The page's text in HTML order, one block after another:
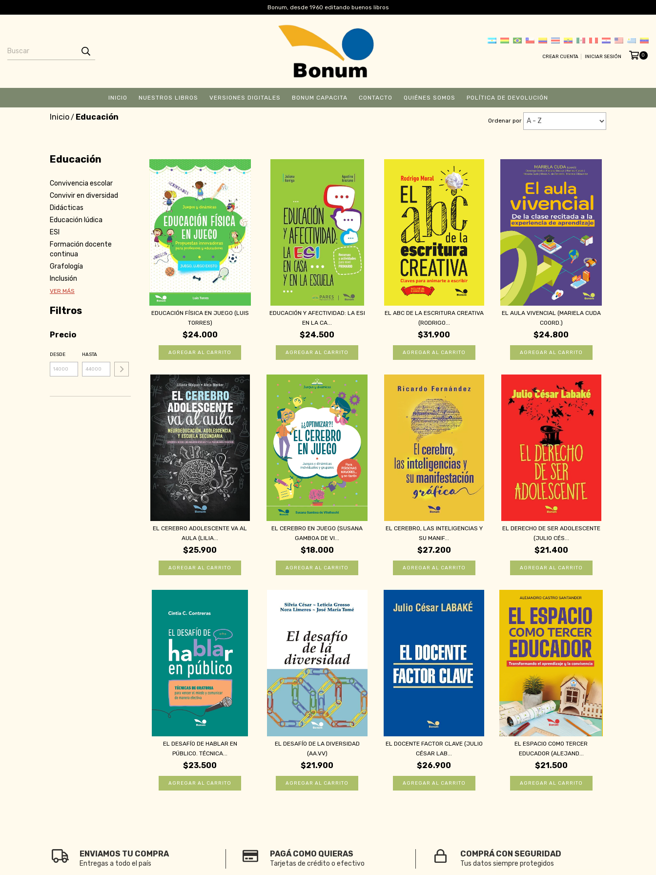
Bonum, desde 1960 editando buenos libros
CREAR CUENTA INICIAR SESIÓN 0
INICIO NUESTROS LIBROS VERSIONES DIGITALES BONUM CAPACITA CONTACTO QUIÉNES SOMOS POLÍTICA DE DEVOLUCIÓN
Inicio/ Educación Ordenar por
Educación
Convivencia escolar
Convivir en diversidad
Didácticas
Educación lúdica
ESI
Formación docente
continua
Grafología
Inclusión
VER MÁS
Filtros
Precio
DESDE HASTA
EDUCACIÓN FÍSICA EN JUEGO (LUIS
TORRES)
$24.000
EDUCACIÓN Y AFECTIVIDAD: LA ESI
EN LA CA...
$24.500
EL ABC DE LA ESCRITURA CREATIVA
(RODRIGO...
$31.900
EL AULA VIVENCIAL (MARIELA CUDA
COORD.)
$24.800
EL CEREBRO ADOLESCENTE VA AL
AULA (LILIA...
$25.900
EL CEREBRO EN JUEGO (SUSANA
GAMBOA DE VI...
$18.000
EL CEREBRO, LAS INTELIGENCIAS Y
SU MANIF...
$27.200
EL DERECHO DE SER ADOLESCENTE
(JULIO CÉS...
$21.400
EL DESAFÍO DE HABLAR EN
PÚBLICO. TÉCNICA...
$23.500
EL DESAFÍO DE LA DIVERSIDAD
(AA.VV)
$21.900
EL DOCENTE FACTOR CLAVE (JULIO
CÉSAR LAB...
$26.900
EL ESPACIO COMO TERCER
EDUCADOR (ALEJAND...
$21.500
ENVIAMOS TU COMPRA
Entregas a todo el país
PAGÁ COMO QUIERAS
Tarjetas de crédito o efectivo
COMPRÁ CON SEGURIDAD
Tus datos siempre protegidos